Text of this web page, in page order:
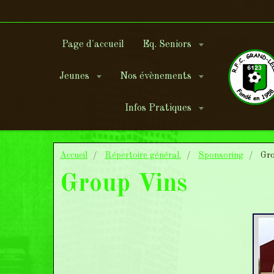
Page d'accueil Eq. Seniors
Jeunes Nos évènements
Infos Pratiques
Accueil Répertoire général. Sponsoring
Group Vins